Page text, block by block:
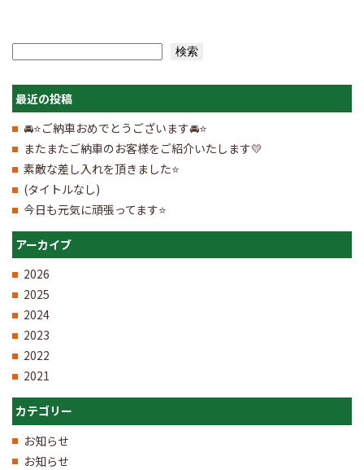
検索
最近の投稿
🚘⭐ご納車おめでとうございます🚘⭐
またまたご納車のお客様をご紹介いたします💛
素敵な差し入れを頂きました⭐
(タイトルなし)
今日も元気に頑張ってます⭐
アーカイブ
2026
2025
2024
2023
2022
2021
カテゴリー
お知らせ
お知らせ